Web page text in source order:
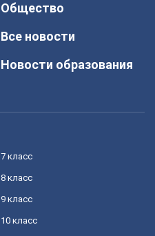
Общество
Все новости
Новости образования
7 класс
8 класс
9 класс
10 класс